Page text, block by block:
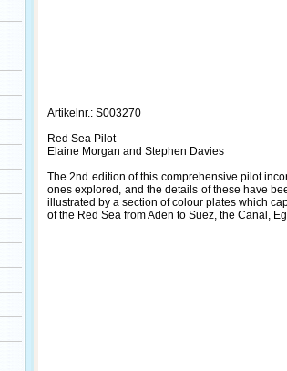
Artikelnr.: S003270
Red Sea Pilot
Elaine Morgan and Stephen Davies
The 2nd edition of this comprehensive pilot
ones explored, and the details of these have
illustrated by a section of colour plates which
of the Red Sea from Aden to Suez, the Canal,